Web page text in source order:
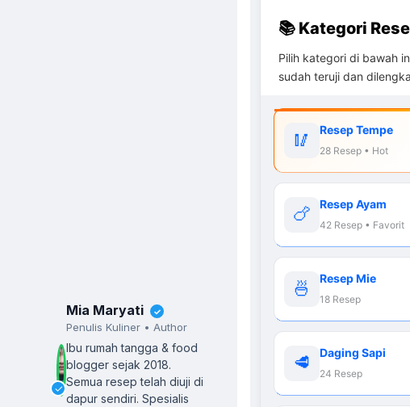
✓
Mia Maryati ✓
Penulis Kuliner • Author
Ibu rumah tangga & food
blogger sejak 2018.
Semua resep telah diuji di
dapur sendiri.Spesialis
📚 Kategori
Pilih kategori di bawah
sudah teruji dan
🥢 Resep Tempe
28 Resep • Hot
🍗 Resep Ayam
42 Resep • Favorit
🍜 Resep Mie
18 Resep
🥩 Daging Sapi
24 Resep